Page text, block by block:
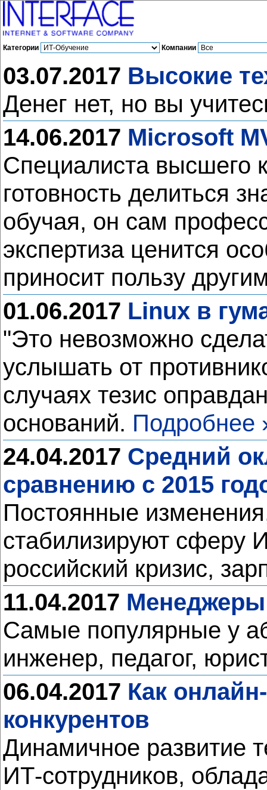
Категории Компании
03.07.2017 Высокие
Денег нет, но вы
14.06.2017 Microsoft
Специалиста высшего
готовность делиться
обучая, он сам
экспертиза ценится
приносит пользу
01.06.2017 Linux в
"Это невозможно
услышать от
случаях тезис
оснований. Подробнее
24.04.2017 Средний
сравнению с 2015
Постоянные
стабилизируют сферу
российский кризис,
11.04.2017
Самые популярные у
инженер, педагог,
06.04.2017 Как
конкурентов
Динамичное развитие
ИТ-сотрудников,